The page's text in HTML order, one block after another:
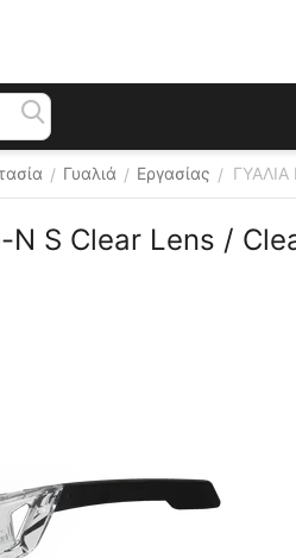
/ Γυαλιά / Εργασίας / ΓΥΑΛΙΑ
N S Clear Lens /